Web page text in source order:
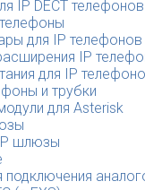
IP DECT телефонов
для IP телефонов
IP
для IP
и трубки
для Asterisk
шлюзы
подключения